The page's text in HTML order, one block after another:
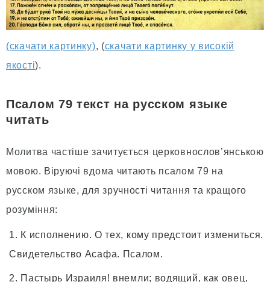
(скачати картинку), (скачати картинку у високій
якості).
Псалом 79 текст на русском языке
читать
Молитва частіше зачитується церковнослов’янською
мовою. Віруючі вдома читають псалом 79 на
русском языке, для зручності читання та кращого
розуміння:
К исполнению. О тех, кому предстоит измениться.
Свидетельство Асафа. Псалом.
Пастырь Израиля! внемли; водящий, как овец,